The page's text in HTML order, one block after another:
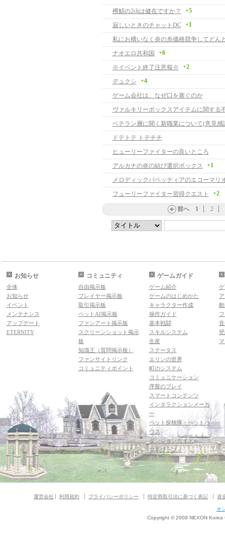
樽鯖の2chは健在ですか？ +5
寂しいときのチャットDC +1
ナオエロ共和国 +6
※イベント終了注意報※ +2
デュクシ +4
ゲーム会社は、なぜ口を塞ぐのか
ヴァルキリーボックスアイテムに関する
ベテラン層に聞く新職業について(意見感
ドテトテ トテチチ
ヒューリーファイターの良いところ
アルカナの炎の結び選択ボックス
+1
フューリーファイター習得クエスト +2
前へ 1 2
お知らせ
全体
お知らせ
イベント
メンテナンス
アップデート
ETERNITY
コミュニティ
自由掲示板
プレイヤー掲示板
取引掲示板
ペットAI掲示板
ファンアート掲示板
スクリーンショット掲示
板
知識王（質問掲示板）
ファンサイトリンク
コミュニティポイント
ゲームガイド
ゲーム紹介
ゲームのはじめかた
キャラクター作成
操作ガイド
基本戦闘
スキルシステム
生産
ステータス
エリンの世界
町のシステム
コミュニケーション
序盤のプレイ
スマートコンテンツ
インタラクションメーカ
ー
ペット探検隊・ペットハ
ウス
ダンジョンガイド
マギグラフィ
運営会社 利用規約 プライバシーポリシー 特定商取引法に基づく表記 資
オ
Copyright © 2009 NEXON Korea